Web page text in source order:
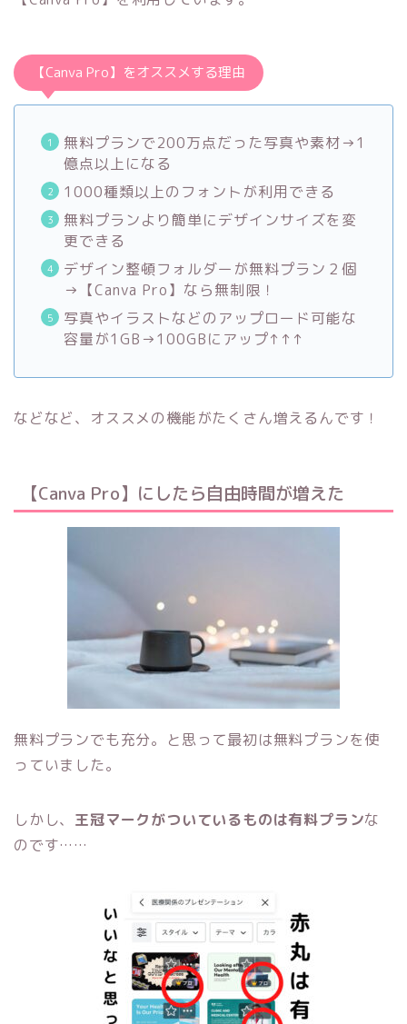
【Canva Pro】をオススメする理由
無料プランで200万点だった写真や素材→1
億点以上になる
1000種類以上のフォントが利用できる
無料プランより簡単にデザインサイズを変
更できる
デザイン整頓フォルダーが無料プラン２個
→【Canva Pro】なら無制限！
写真やイラストなどのアップロード可能な
容量が1GB→100GBにアップ↑↑↑
などなど、オススメの機能がたくさん増えるんです！
【Canva Pro】にしたら自由時間が増えた
無料プランでも充分。と思って最初は無料プランを使
っていました。
しかし、 王冠マークがついているものは有料プランな
のです……